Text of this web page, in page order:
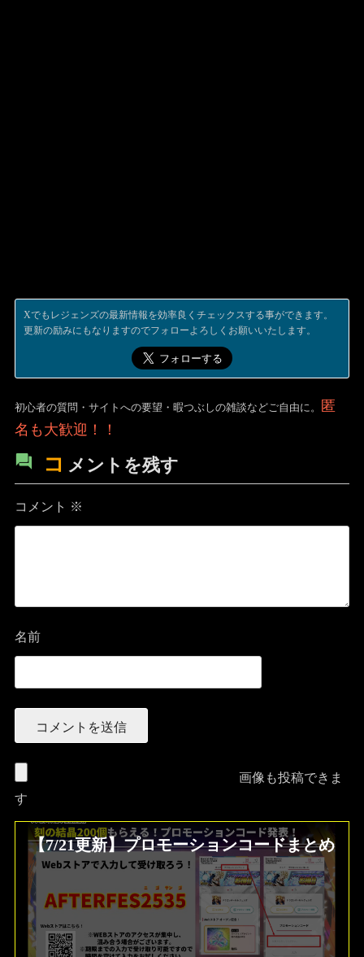
Xでもレジェンズの最新情報を効率良くチェックスする事ができます。
更新の励みにもなりますのでフォローよろしくお願いいたします。
初心者の質問・サイトへの要望・暇つぶしの雑談などご自由に。
匿
名も大歓迎！！
コ メントを残す
コメント ※
名前
画像も投稿できま
す
【7/21更新】プロモーションコードまとめ